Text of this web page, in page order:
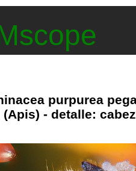
purpurea
- detalle: